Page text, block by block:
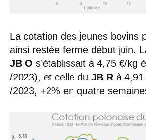
La cotation des jeunes bovins
ainsi restée ferme début juin.
JB O s’établissait à 4,75 €/kg
/2023), et celle du JB R à 4,91
/2023, +2% en quatre